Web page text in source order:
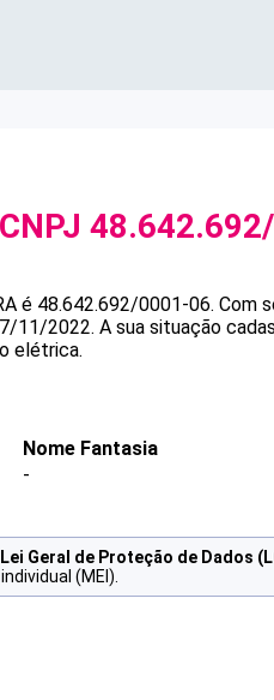
é 48.642.692/0001-06. Com
11/2022. A sua situação
elétrica.
Nome Fantasia
-
Lei Geral de Proteção de Dados
(MEI).